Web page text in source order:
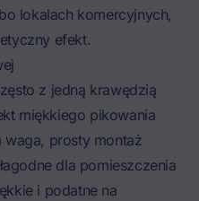
lokalach komercyjnych,
efekt.
z jedną krawędzią
miękkiego pikowania
waga, prosty montaż
dla pomieszczenia
i podatne na